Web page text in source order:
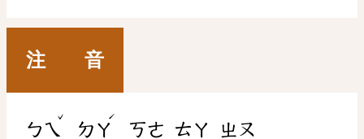
注 音
ㄅㄟ
ˇ
ㄉㄚ
ˊ
ㄎㄜ ㄊㄚ ㄓㄡ